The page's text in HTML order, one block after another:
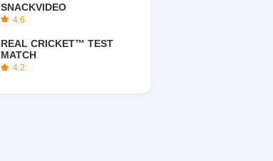
SNACKVIDEO
4.6
REAL CRICKET™ TEST
MATCH
4.2